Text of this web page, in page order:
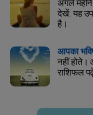
अगले
देखें: यह
है।
आपका
नहीं होते।
राशिफल